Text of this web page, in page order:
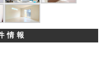
情報